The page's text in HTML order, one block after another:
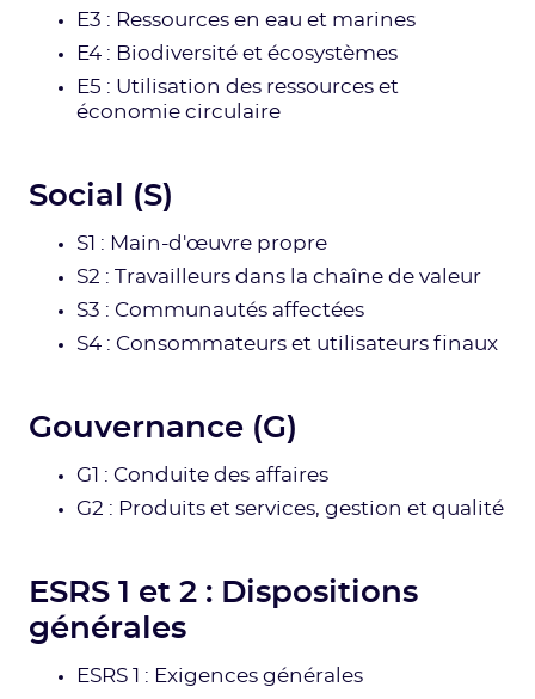
E3 : Ressources en eau et marines
E4 : Biodiversité et écosystèmes
E5 : Utilisation des ressources et
économie circulaire
Social (S)
S1 : Main-d'œuvre propre
S2 : Travailleurs dans la chaîne de valeur
S3 : Communautés affectées
S4 : Consommateurs et utilisateurs finaux
Gouvernance (G)
G1 : Conduite des affaires
G2 : Produits et services, gestion et qualité
ESRS 1 et 2 : Dispositions
générales
ESRS 1 : Exigences générales